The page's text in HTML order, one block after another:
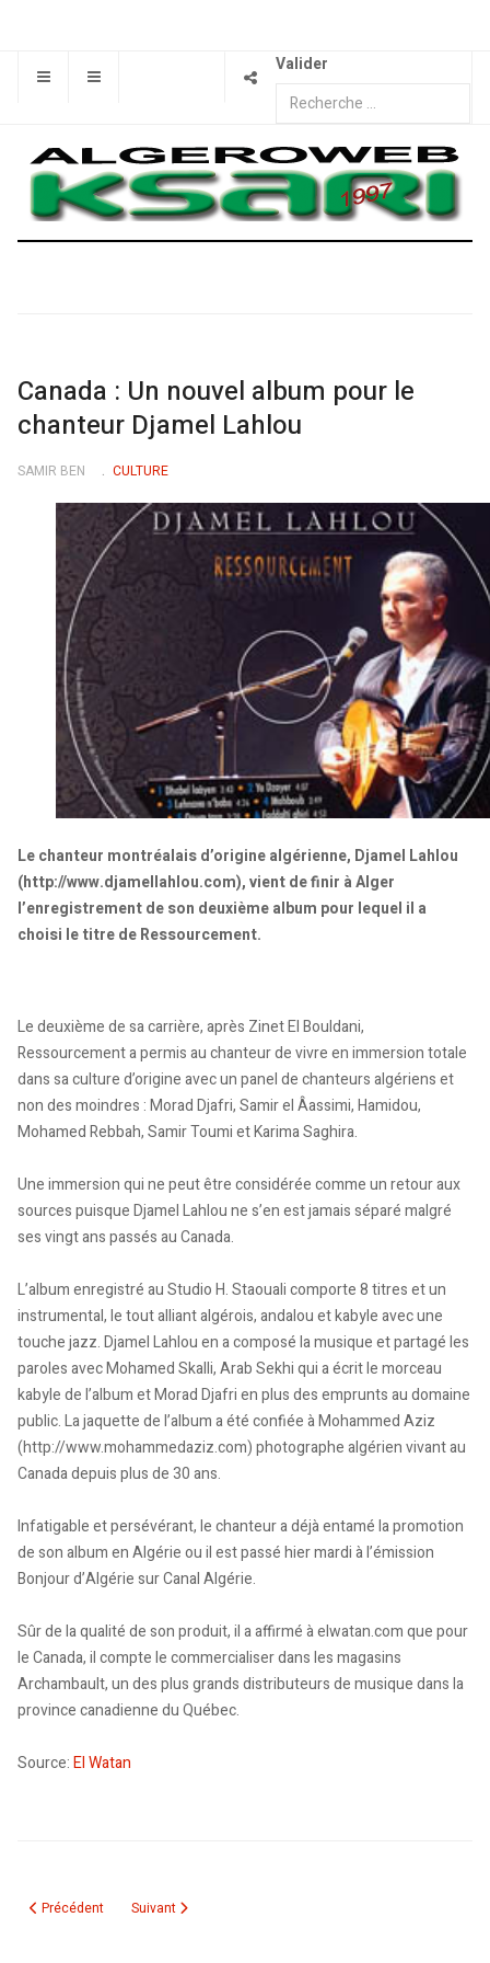
Valider
Canada : Un nouvel album pour le
chanteur Djamel Lahlou
SAMIR BEN CULTURE
Le chanteur montréalais d’origine algérienne, Djamel Lahlou
(http://www.djamellahlou.com), vient de finir à Alger
l’enregistrement de son deuxième album pour lequel il a
choisi le titre de Ressourcement.
Le deuxième de sa carrière, après Zinet El Bouldani,
Ressourcement a permis au chanteur de vivre en immersion totale
dans sa culture d’origine avec un panel de chanteurs algériens et
non des moindres : Morad Djafri, Samir el Âassimi, Hamidou,
Mohamed Rebbah, Samir Toumi et Karima Saghira.
Une immersion qui ne peut être considérée comme un retour aux
sources puisque Djamel Lahlou ne s’en est jamais séparé malgré
ses vingt ans passés au Canada.
L’album enregistré au Studio H. Staouali comporte 8 titres et un
instrumental, le tout alliant algérois, andalou et kabyle avec une
touche jazz. Djamel Lahlou en a composé la musique et partagé les
paroles avec Mohamed Skalli, Arab Sekhi qui a écrit le morceau
kabyle de l’album et Morad Djafri en plus des emprunts au domaine
public. La jaquette de l’album a été confiée à Mohammed Aziz
(http://www.mohammedaziz.com) photographe algérien vivant au
Canada depuis plus de 30 ans.
Infatigable et persévérant, le chanteur a déjà entamé la promotion
de son album en Algérie ou il est passé hier mardi à l’émission
Bonjour d’Algérie sur Canal Algérie.
Sûr de la qualité de son produit, il a affirmé à elwatan.com que pour
le Canada, il compte le commercialiser dans les magasins
Archambault, un des plus grands distributeurs de musique dans la
province canadienne du Québec.
Source:El Watan
Article précédent : Canada : La journaliste et auteure Nassira Belloula
Précédent Article suivant : Djilali Raina-Rai enterré, hier, à Sidi Bel
Suivant